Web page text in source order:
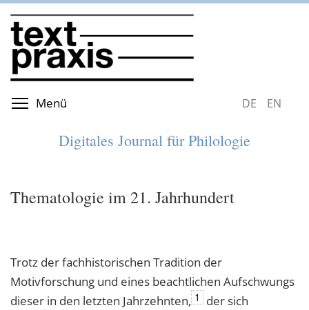
Direkt
zum
Inhalt
Menü Menüsichtbarkeit umschaltenDEUTSCH
Digitales Journal für Philologie
Thematologie im 21. Jahrhundert
Trotz der fachhistorischen Tradition der
Motivforschung und eines beachtlichen Aufschwungs
dieser in den letzten Jahrzehnten, 1
der sich